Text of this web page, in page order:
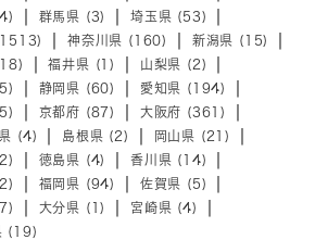
群馬県 (3)
埼玉県 (53)
神奈川県 (160)
新潟県 (15)
福井県 (1)
山梨県 (2)
静岡県 (60)
愛知県 (194)
京都府 (87)
大阪府 (361)
(4) 島根県 (2)
岡山県 (21)
徳島県 (4)
香川県 (14)
福岡県 (94)
佐賀県 (5)
大分県 (1)
宮崎県 (4)
(19)